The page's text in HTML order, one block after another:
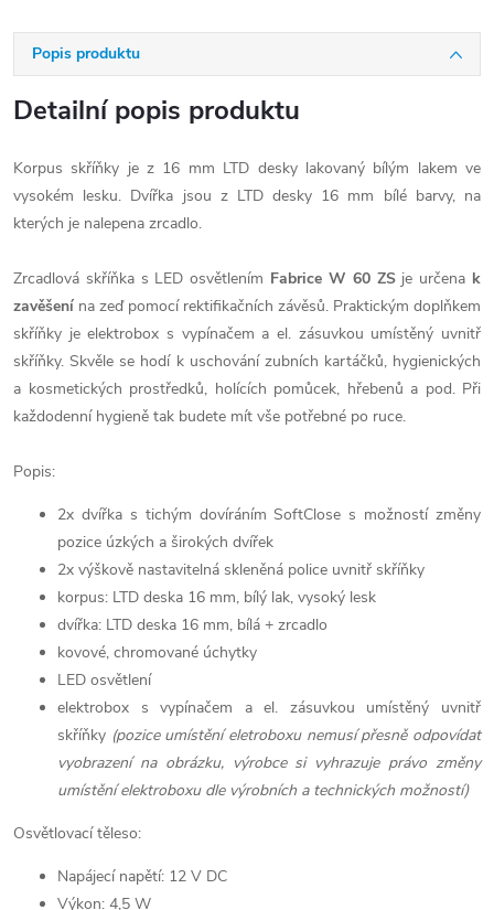
Popis produktu
Detailní popis produktu
Korpus skříňky je z 16 mm LTD desky lakovaný bílým lakem ve
vysokém lesku. Dvířka jsou z LTD desky 16 mm bílé barvy, na
kterých je nalepena zrcadlo.
Zrcadlová skříňka s LED osvětlením Fabrice W 60 ZSje určena k
zavěšení na zeď pomocí rektifikačních závěsů. Praktickým doplňkem
skříňky je elektrobox s vypínačem a el. zásuvkou umístěný uvnitř
skříňky. Skvěle se hodí k uschování zubních kartáčků, hygienických
a kosmetických prostředků, holících pomůcek, hřebenů a pod. Při
každodenní hygieně tak budete mít vše potřebné po ruce.
Popis:
2x dvířka s tichým dovíráním SoftClose s možností změny
pozice úzkých a širokých dvířek
2x výškově nastavitelná skleněná police uvnitř skříňky
korpus: LTD deska 16 mm, bílý lak, vysoký lesk
dvířka: LTD deska 16 mm, bílá + zrcadlo
kovové, chromované úchytky
LED osvětlení
elektrobox s vypínačem a el. zásuvkou umístěný uvnitř
skříňky (pozice umístění eletroboxu nemusí přesně odpovídat
vyobrazení na obrázku, výrobce si vyhrazuje právo změny
umístění elektroboxu dle výrobních a technických možností)
Osvětlovací těleso:
Napájecí napětí: 12 V DC
Výkon: 4,5 W